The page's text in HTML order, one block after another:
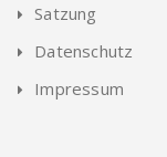
Satzung
Datenschutz
Impressum